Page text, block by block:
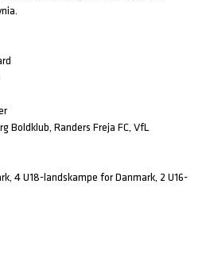
Boldklub, Randers Freja FC, VfL
4 U18-landskampe for Danmark, 2 U16-